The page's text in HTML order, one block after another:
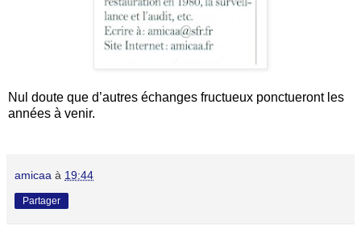
Nul doute que d’autres échanges fructueux ponctueront les
années à venir.
amicaa à 19:44
Partager